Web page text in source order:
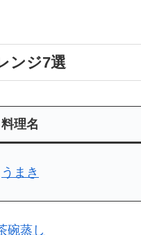
ンジ7選
料理名
うまき
碗蒸し